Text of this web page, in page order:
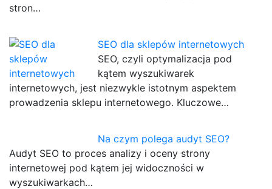
stron…
SEO dla sklepów internetowych
SEO, czyli optymalizacja pod
kątem wyszukiwarek
internetowych, jest niezwykle istotnym aspektem
prowadzenia sklepu internetowego. Kluczowe…
Na czym polega audyt SEO?
Audyt SEO to proces analizy i oceny strony
internetowej pod kątem jej widoczności w
wyszukiwarkach…